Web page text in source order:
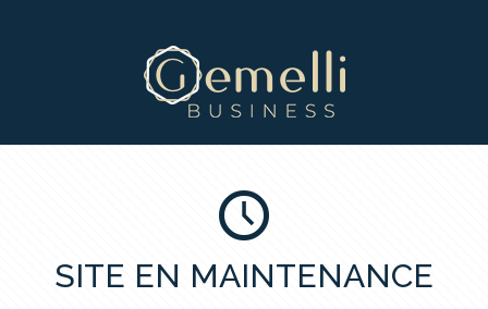
SITE EN MAINTENANCE